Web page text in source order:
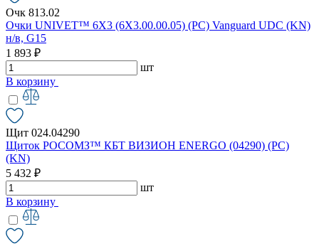
Очк 813.02
Очки UNIVET™ 6X3 (6X3.00.00.05) (РС) Vanguard UDC (KN)
н/в, G15
1 893 ₽
шт
В корзину
Щит 024.04290
Щиток РОСОМЗ™ КБТ ВИЗИОН ENERGO (04290) (PC)
(KN)
5 432 ₽
шт
В корзину